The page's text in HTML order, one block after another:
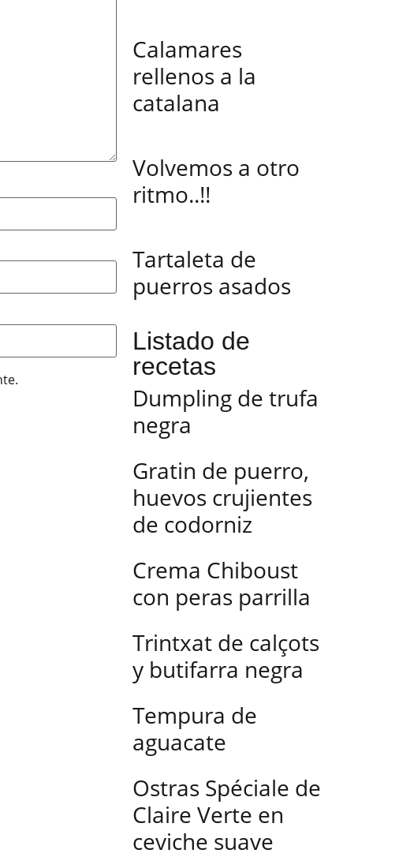
Calamares
rellenos a la
catalana
Volvemos a otro
ritmo..!!
Tartaleta de
puerros asados
Listado de
recetas
Dumpling de trufa
negra
Gratin de puerro,
huevos crujientes
de codorniz
Crema Chiboust
con peras parrilla
Trintxat de calçots
y butifarra negra
Tempura de
aguacate
Ostras Spéciale de
Claire Verte en
ceviche suave